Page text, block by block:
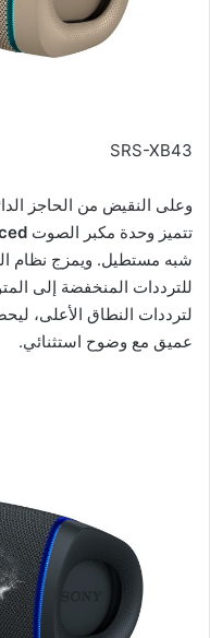
SRS-XB43
وعلى النقيض من الحاجز
تتميز وحدة مكبر الصوت
شبه مستطيل. ويمزج نظام
للترددات المنخفضة إلى
لترددات النطاق الأعلى،
عميق مع وضوح استثنائي.